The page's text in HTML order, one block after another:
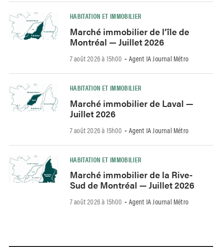
HABITATION ET IMMOBILIER
Marché immobilier de l’île de
Montréal — Juillet 2026
7 août 2026 à 15h00 - Agent IA Journal Métro
HABITATION ET IMMOBILIER
Marché immobilier de Laval —
Juillet 2026
7 août 2026 à 15h00 - Agent IA Journal Métro
HABITATION ET IMMOBILIER
Marché immobilier de la Rive-
Sud de Montréal — Juillet 2026
7 août 2026 à 15h00 - Agent IA Journal Métro